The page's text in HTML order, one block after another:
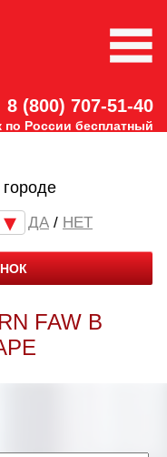
8 (800) 707-51-40
по России бесплатный
/ НЕТ
FAW В